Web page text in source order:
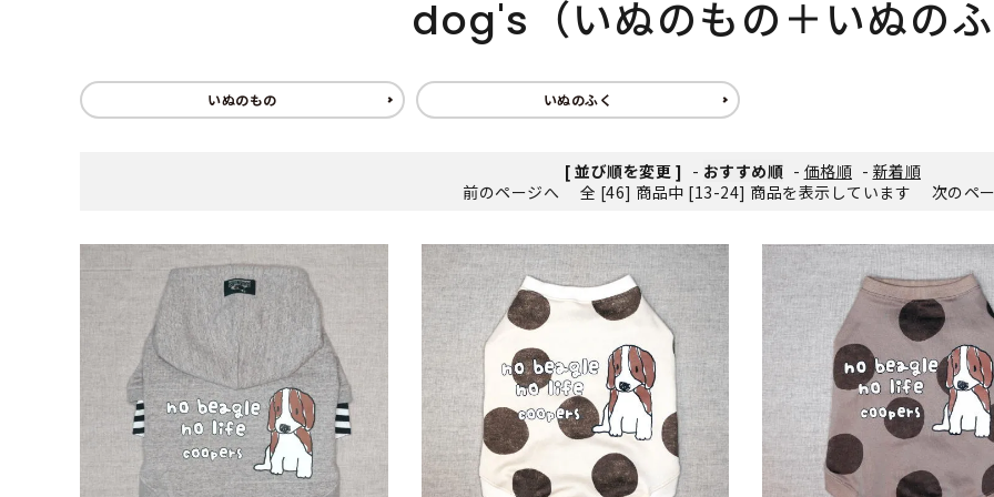
dog's（いぬのもの＋いぬの
いぬのもの いぬのふく
[ 並び順を変更 ] - おすすめ順 - 価格順 - 新着順
前のページへ
全 [46] 商品中 [13-24] 商品を表示しています 次のペ